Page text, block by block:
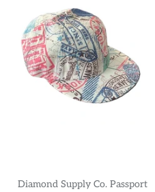
Diamond Supply Co. Passport